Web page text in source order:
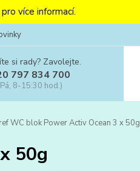
více informací.
si rady? Zavolejte.
797 834 700
8-15:30 hod.)
WC blok Power Activ Ocean 3 x 50g
50g